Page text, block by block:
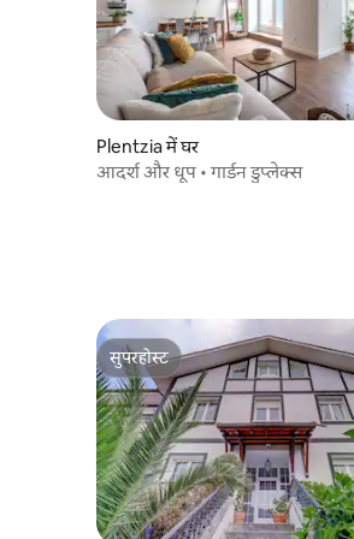
Plentzia में घर
आदर्श और धूप • गार्डन डुप्लेक्स
सुपरहोस्ट
सुपरहोस्ट